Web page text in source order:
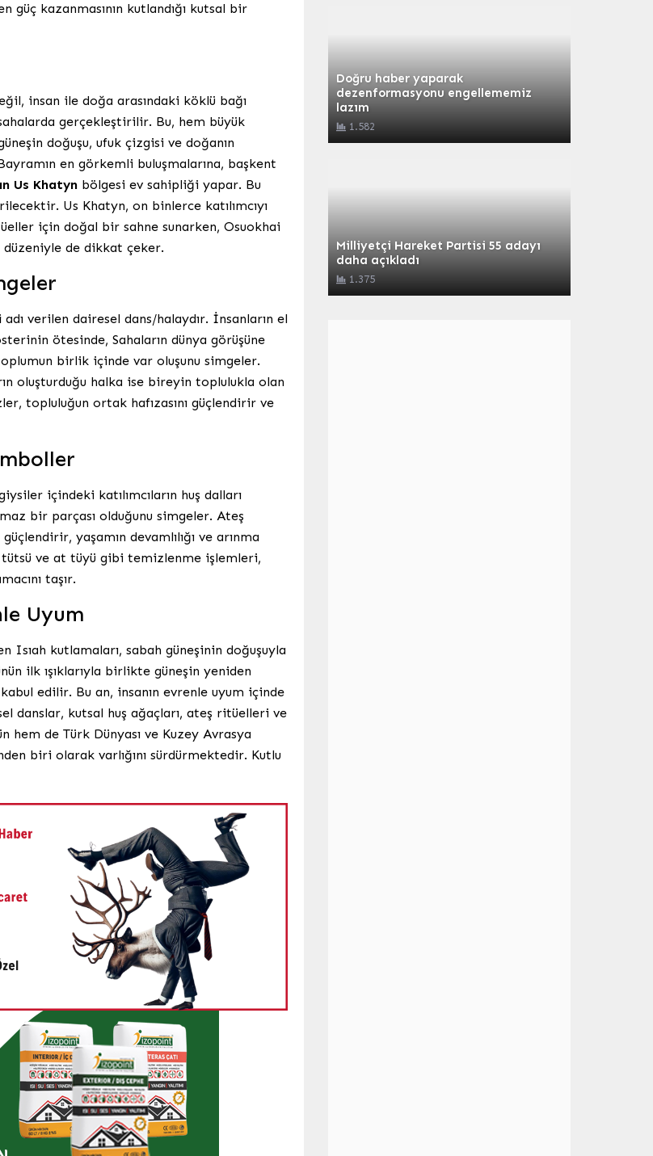
güç kazanmasının kutlandığı kutsal bir
insan ile doğa arasındaki köklü bağı
gerçekleştirilir. Bu, hem büyük
doğuşu, ufuk çizgisi ve doğanın
en görkemli buluşmalarına, başkent
Us Khatyn bölgesi ev sahipliği yapar. Bu
Us Khatyn, on binlerce katılımcıyı
için doğal bir sahne sunarken, Osuokhai
düzeniyle de dikkat çeker.
adı verilen dairesel dans/halaydır. İnsanların el
ötesinde, Sahaların dünya görüşüne
birlik içinde var oluşunu simgeler.
oluşturduğu halka ise bireyin toplulukla olan
topluluğun ortak hafızasını güçlendirir ve
içindeki katılımcıların huş dalları
bir parçası olduğunu simgeler. Ateş
yaşamın devamlılığı ve arınma
ve at tüyü gibi temizlenme işlemleri,
taşır.
Uyum
Isıah kutlamaları, sabah güneşinin doğuşuyla
ilk ışıklarıyla birlikte güneşin yeniden
edilir. Bu an, insanın evrenle uyum içinde
danslar, kutsal huş ağaçları, ateş ritüelleri ve
hem de Türk Dünyası ve Kuzey Avrasya
biri olarak varlığını sürdürmektedir. Kutlu
Doğru haber yaparak
dezenformasyonu engellememiz
lazım
1.582
Milliyetçi Hareket Partisi 55 adayı
daha açıkladı
1.375